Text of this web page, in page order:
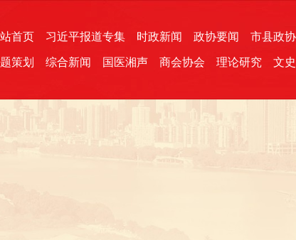
首页 习近平报道专集 时政新闻 政协要闻 市县政协
策划 综合新闻 国医湘声 商会协会 理论研究 文